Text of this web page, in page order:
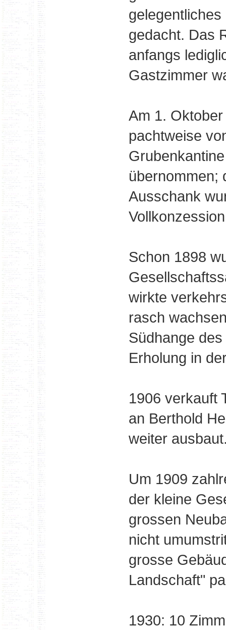
gedacht. Das
anfangs
Gastzimmer
Am 1.
pachtweise
übernommen;
Ausschank
Schon 1898
wirkte
rasch
Südhange
Erholung in
1906 verkauft
an Berthold
weiter
Um 1909
der kleine
grossen
nicht
grosse
Landschaft"
1930: 10